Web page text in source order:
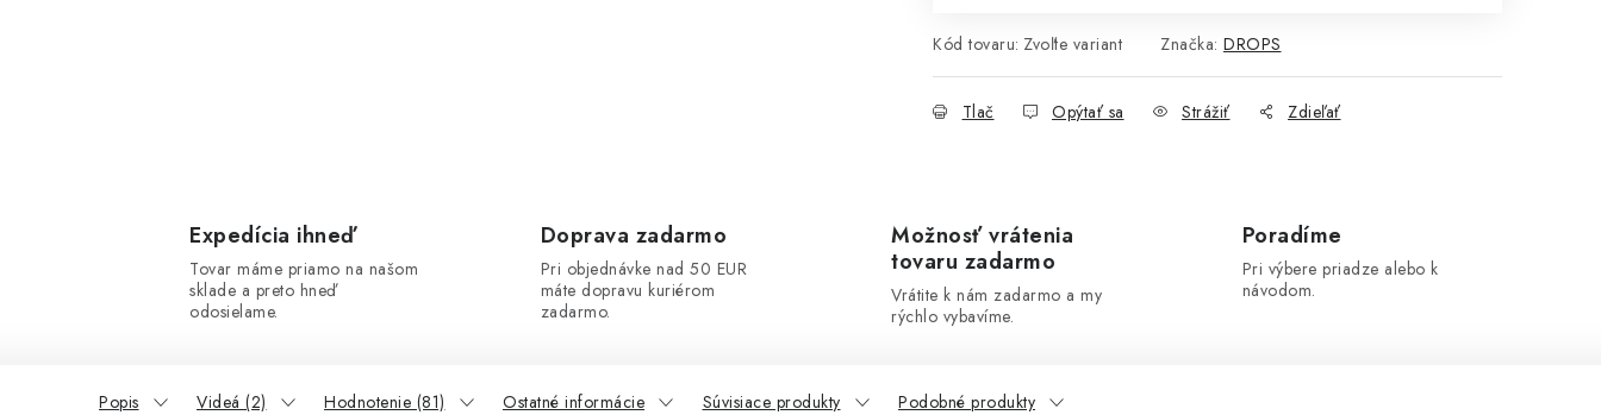
Kód tovaru: Zvoľte variant Značka: DROPS
Tlač Opýtať sa Strážiť Zdieľať
Expedícia ihneď
Tovar máme priamo na našom
sklade a preto hneď
odosielame.
Doprava zadarmo
Pri objednávke nad 50 EUR
máte dopravu kuriérom
zadarmo.
Možnosť vrátenia
tovaru zadarmo
Vrátite k nám zadarmo a my
rýchlo vybavíme.
Poradíme
Pri výbere priadze alebo k
návodom.
Popis Videá (2) Hodnotenie (81) Ostatné informácie Súvisiace produkty Podobné produkty